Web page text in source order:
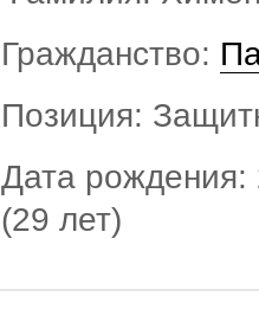
Гражданство:
Позиция:
Дата рождения:
(29 лет)